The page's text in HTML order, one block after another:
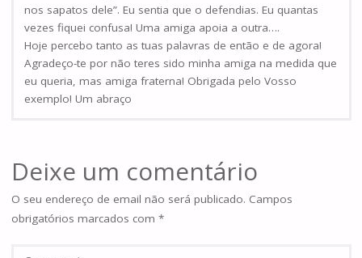
nos sapatos dele”. Eu sentia que o defendias. Eu quantas
vezes fiquei confusa! Uma amiga apoia a outra….
Hoje percebo tanto as tuas palavras de então e de agora!
Agradeço-te por não teres sido minha amiga na medida que
eu queria, mas amiga fraterna! Obrigada pelo Vosso
exemplo! Um abraço
Deixe um comentário
O seu endereço de email não será publicado. Campos
obrigatórios marcados com *